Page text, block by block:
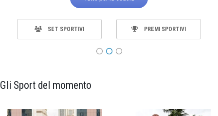
SET SPORTIVI PREMI SPORTIVI
Gli Sport del momento